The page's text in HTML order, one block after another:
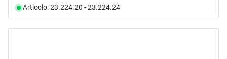
Articolo: 23.224.20 - 23.224.24